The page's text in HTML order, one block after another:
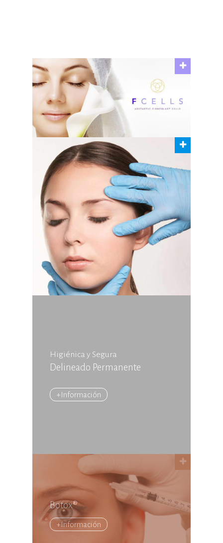
Rejuvenecimiento Facial
Fibroblastos
+Información
Infiltración, Plasma Rico
en Plaquetas
+Información
Higiénica y Segura
Delineado Permanente
+Información
Botox®
+Información